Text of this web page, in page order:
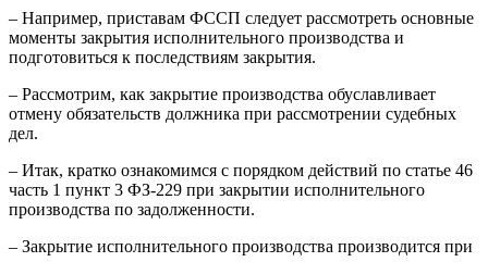
– Например, приставам ФССП следует рассмотреть основные
моменты закрытия исполнительного производства и
подготовиться к последствиям закрытия.
– Рассмотрим, как закрытие производства обуславливает
отмену обязательств должника при рассмотрении судебных
дел.
– Итак, кратко ознакомимся с порядком действий по статье 46
часть 1 пункт 3 ФЗ-229 при закрытии исполнительного
производства по задолженности.
– Закрытие исполнительного производства производится при